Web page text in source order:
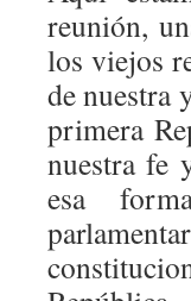
reunión,
los viejos
de nuestra
primera
nuestra fe
esa